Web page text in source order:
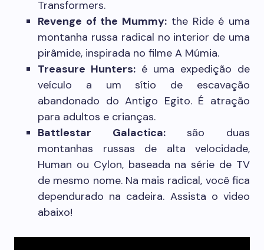
Transformers.
Revenge of the Mummy: the Ride é uma
montanha russa radical no interior de uma
pirâmide, inspirada no filme A Múmia.
Treasure Hunters: é uma expedição de
veículo a um sítio de escavação
abandonado do Antigo Egito. É atração
para adultos e crianças.
Battlestar Galactica:são duas
montanhas russas de alta velocidade,
Human ou Cylon, baseada na série de TV
de mesmo nome. Na mais radical, você fica
dependurado na cadeira. Assista o video
abaixo!